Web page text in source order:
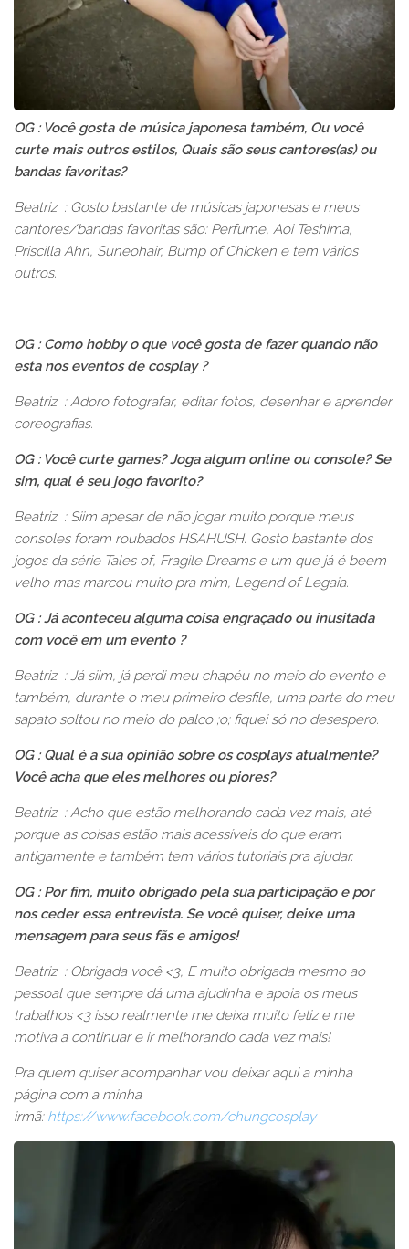
OG : Você gosta de música japonesa também, Ou você
curte mais outros estilos, Quais são seus cantores(as) ou
bandas favoritas?
Beatriz : Gosto bastante de músicas japonesas e meus
cantores/bandas favoritas são: Perfume, Aoi Teshima,
Priscilla Ahn, Suneohair, Bump of Chicken e tem vários
outros.
OG : Como hobby o que você gosta de fazer quando não
esta nos eventos de cosplay ?
Beatriz : Adoro fotografar, editar fotos, desenhar e aprender
coreografias.
OG : Você curte games? Joga algum online ou console? Se
sim, qual é seu jogo favorito?
Beatriz : Siim apesar de não jogar muito porque meus
consoles foram roubados HSAHUSH. Gosto bastante dos
jogos da série Tales of, Fragile Dreams e um que já é beem
velho mas marcou muito pra mim, Legend of Legaia.
OG : Já aconteceu alguma coisa engraçado ou inusitada
com você em um evento ?
Beatriz : Já siim, já perdi meu chapéu no meio do evento e
também, durante o meu primeiro desfile, uma parte do meu
sapato soltou no meio do palco ;o; fiquei só no desespero.
OG : Qual é a sua opinião sobre os cosplays atualmente?
Você acha que eles melhores ou piores?
Beatriz : Acho que estão melhorando cada vez mais, até
porque as coisas estão mais acessíveis do que eram
antigamente e também tem vários tutoriais pra ajudar.
OG : Por fim, muito obrigado pela sua participação e por
nos ceder essa entrevista. Se você quiser, deixe uma
mensagem para seus fãs e amigos!
Beatriz : Obrigada você <3, E muito obrigada mesmo ao
pessoal que sempre dá uma ajudinha e apoia os meus
trabalhos <3 isso realmente me deixa muito feliz e me
motiva a continuar e ir melhorando cada vez mais!
Pra quem quiser acompanhar vou deixar aqui a minha
página com a minha
irmã: https://www.facebook.com/chungcosplay